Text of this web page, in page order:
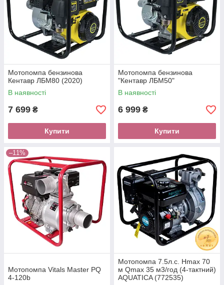
Мотопомпа бензинова
Кентавр ЛБМ80 (2020)
В наявності
7 699 ₴
Купити
Мотопомпа бензинова
"Кентавр ЛБМ50"
В наявності
6 999 ₴
Купити
–11%
Мотопомпа Vitals Master PQ
4-120b
Мотопомпа 7.5л.с. Hmax 70
м Qmax 35 м3/год (4-тактний)
AQUATICA (772535)